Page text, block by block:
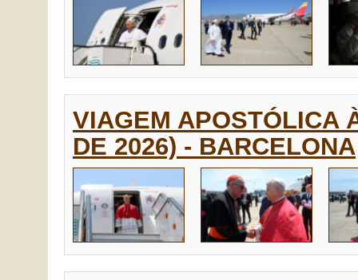
VIAGEM APOSTÓLICA
DE 2026) - BARCELONA